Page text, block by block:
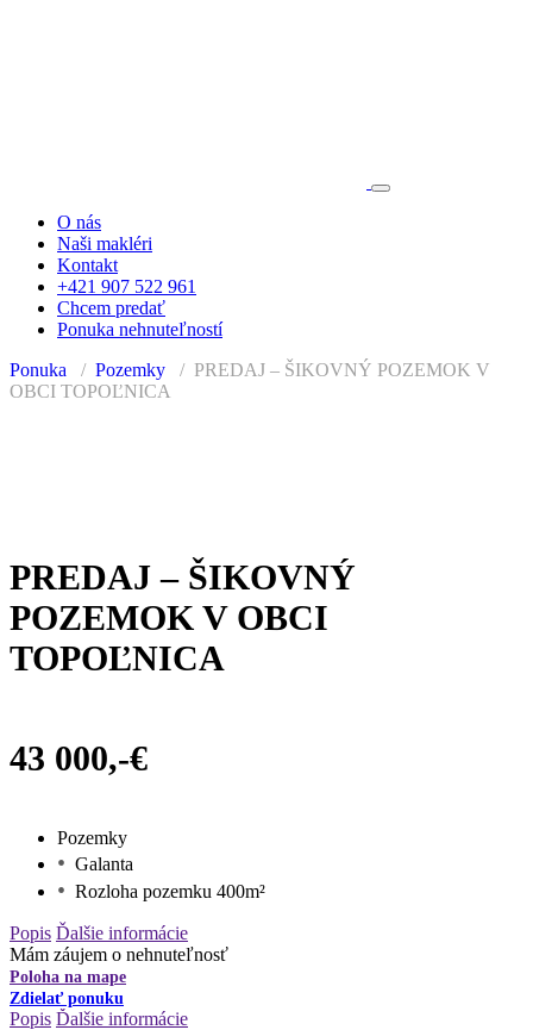
O nás
Naši makléri
Kontakt
+421 907 522 961
Chcem predať
Ponuka nehnuteľností
Ponuka
Pozemky
PREDAJ – ŠIKOVNÝ POZEMOK V
OBCI TOPOĽNICA
PREDAJ – ŠIKOVNÝ
POZEMOK V OBCI
TOPOĽNICA
Pozemky
Galanta
Rozloha pozemku 400m²
43 000,-€
Popis Ďalšie informácie
Mám záujem o nehnuteľnosť
Poloha na mape
Zdielať ponuku
Popis Ďalšie informácie